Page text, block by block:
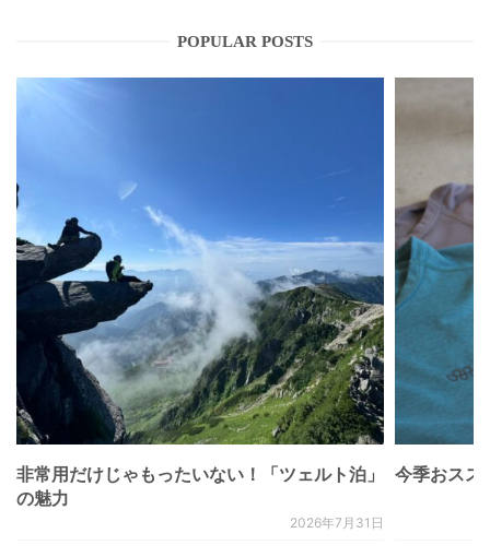
POPULAR POSTS
非常用だけじゃもったいない！「ツェルト泊」
の魅力
2026年7月31日
今季おスス